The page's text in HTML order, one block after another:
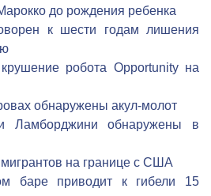
до рождения ребенка
к шести годам лишения
робота Opportunity на
обнаружены акул-молот
Ламборджини обнаружены в
на границе с США
баре приводит к гибели 15